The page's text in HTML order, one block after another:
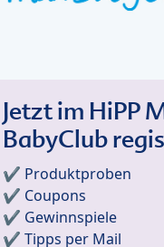
Jetzt im HiPP
BabyClub
✔️ Produktproben
✔️ Coupons
✔️ Gewinnspiele
✔️ Tipps per Mail